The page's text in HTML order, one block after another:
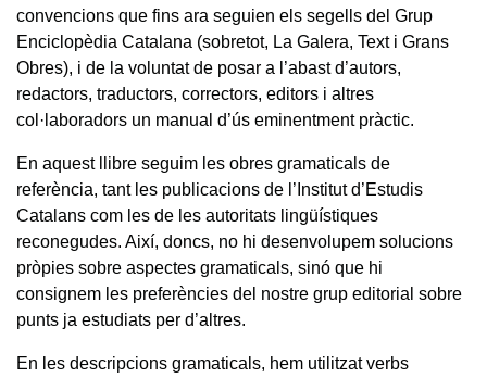
convencions que fins ara seguien els segells del Grup
Enciclopèdia Catalana (sobretot, La Galera, Text i Grans
Obres), i de la voluntat de posar a l’abast d’autors,
redactors, traductors, correctors, editors i altres
col·laboradors un manual d’ús eminentment pràctic.
En aquest llibre seguim les obres gramaticals de
referència, tant les publicacions de l’Institut d’Estudis
Catalans com les de les autoritats lingüístiques
reconegudes. Així, doncs, no hi desenvolupem solucions
pròpies sobre aspectes gramaticals, sinó que hi
consignem les preferències del nostre grup editorial sobre
punts ja estudiats per d’altres.
En les descripcions gramaticals, hem utilitzat verbs